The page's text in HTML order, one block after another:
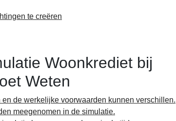
te creëren
Woonkrediet bij
Weten
de werkelijke voorwaarden kunnen verschillen.
meegenomen in de simulatie.